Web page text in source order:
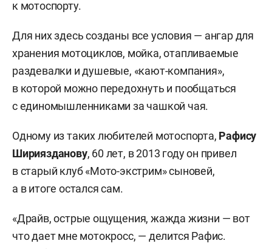
к мотоспорту.
Для них здесь созданы все условия — ангар для
хранения мотоциклов, мойка, отапливаемые
раздевалки и душевые, «кают-компания»,
в которой можно передохнуть и пообщаться
с единомышленниками за чашкой чая.
Одному из таких любителей мотоспорта, Рафису
Шириязданову, 60 лет, в 2013 году он привел
в старый клуб «Мото-экстрим» сыновей,
а в итоге остался сам.
«Драйв, острые ощущения, жажда жизни — вот
что дает мне мотокросс, — делится Рафис.